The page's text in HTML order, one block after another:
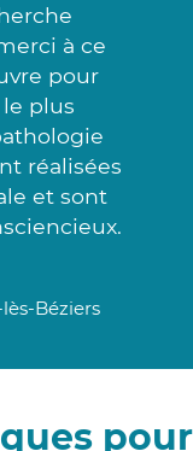
à ce
pour
plus
réalisées
et sont
Béziers
pour